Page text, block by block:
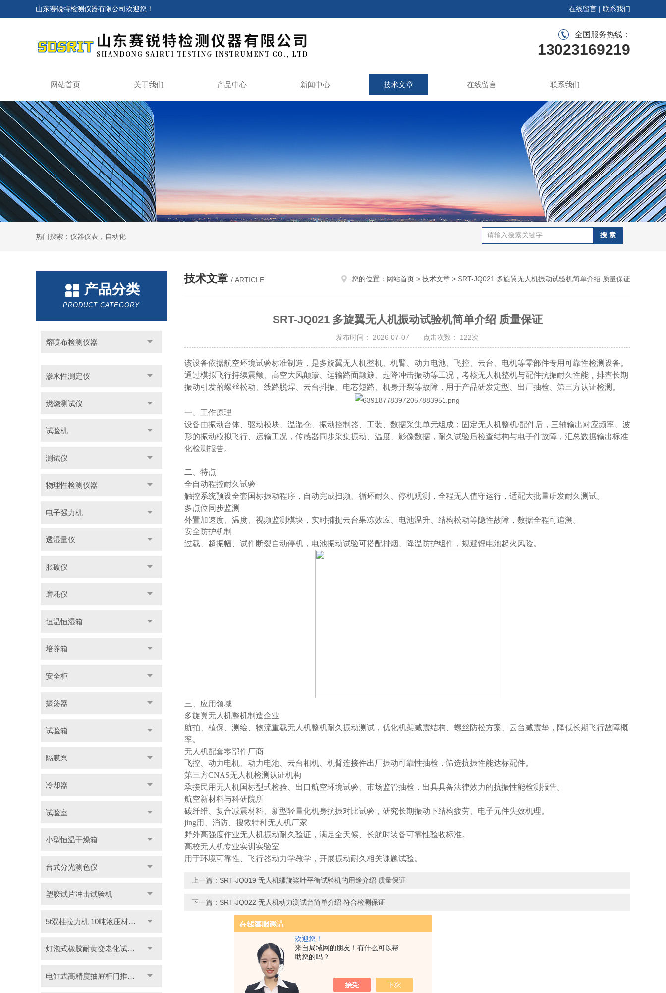
欢迎您！
来自局域网的朋友！有什么可以帮
助您的吗？
山东赛锐特检测仪器有限公司欢迎您！ 在线留言 | 联系我们
全国服务热线：
13023169219
网站首页 关于我们 产品中心 新闻中心 技术文章 在线留言 联系我们
热门搜索：仪器仪表，自动化
产品分类
PRODUCT CATEGORY
熔喷布检测仪器
渗水性测定仪
燃烧测试仪
试验机
测试仪
物理性检测仪器
电子强力机
透湿量仪
胀破仪
磨耗仪
恒温恒湿箱
培养箱
安全柜
振荡器
试验箱
隔膜泵
冷却器
试验室
小型恒温干燥箱
台式分光测色仪
塑胶试片冲击试验机
5t双柱拉力机 10吨液压材料拉力试验机
灯泡式橡胶耐黄变老化试验机
电缸式高精度抽屉柜门推拉试验机
技术文章 / ARTICLE 您的位置： 网站首页 > 技术文章 > SRT-JQ021 多旋翼无人机振动试验机简单介绍 质量保证
SRT-JQ021 多旋翼无人机振动试验机简单介绍 质量保证
发布时间： 2026-07-07 点击次数： 122次
该设备依据航空环境试验标准制造，是多旋翼无人机整机、机臂、动力电池、飞控、云台、电机等零部件专用可靠性检测设备。
通过模拟飞行持续震颤、高空大风颠簸、运输路面颠簸、起降冲击振动等工况，考核无人机整机与配件抗振耐久性能，排查长期
振动引发的螺丝松动、线路脱焊、云台抖振、电芯短路、机身开裂等故障，用于产品研发定型、出厂抽检、第三方认证检测。
一、工作原理
设备由振动台体、驱动模块、温湿仓、振动控制器、工装、数据采集单元组成；固定无人机整机/配件后，三轴输出对应频率、波
形的振动模拟飞行、运输工况，传感器同步采集振动、温度、影像数据，耐久试验后检查结构与电子件故障，汇总数据输出标准
化检测报告。
二、特点
全自动程控耐久试验
触控系统预设全套国标振动程序，自动完成扫频、循环耐久、停机观测，全程无人值守运行，适配大批量研发耐久测试。
多点位同步监测
外置加速度、温度、视频监测模块，实时捕捉云台果冻效应、电池温升、结构松动等隐性故障，数据全程可追溯。
安全防护机制
过载、超振幅、试件断裂自动停机，电池振动试验可搭配排烟、降温防护组件，规避锂电池起火风险。
三、应用领域
多旋翼无人机整机制造企业
航拍、植保、测绘、物流重载无人机整机耐久振动测试，优化机架减震结构、螺丝防松方案、云台减震垫，降低长期飞行故障概
率。
无人机配套零部件厂商
飞控、动力电机、动力电池、云台相机、机臂连接件出厂振动可靠性抽检，筛选抗振性能达标配件。
第三方CNAS无人机检测认证机构
承接民用无人机国标型式检验、出口航空环境试验、市场监管抽检，出具具备法律效力的抗振性能检测报告。
航空新材料与科研院所
碳纤维、复合减震材料、新型轻量化机身抗振对比试验，研究长期振动下结构疲劳、电子元件失效机理。
jing用、消防、搜救特种无人机厂家
野外高强度作业无人机振动耐久验证，满足全天候、长航时装备可靠性验收标准。
高校无人机专业实训实验室
用于环境可靠性、飞行器动力学教学，开展振动耐久相关课题试验。
上一篇： SRT-JQ019 无人机螺旋桨叶平衡试验机的用途介绍 质量保证
下一篇： SRT-JQ022 无人机动力测试台简单介绍 符合检测保证